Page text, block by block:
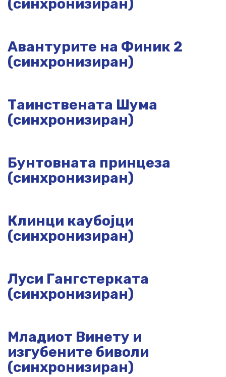
(синхронизиран)
Авантурите на Финик 2
(синхронизиран)
Таинствената Шума
(синхронизиран)
Бунтовната принцеза
(синхронизиран)
Клинци каубојци
(синхронизиран)
Луси Гангстерката
(синхронизиран)
Младиот Винету и
изгубените биволи
(синхронизиран)